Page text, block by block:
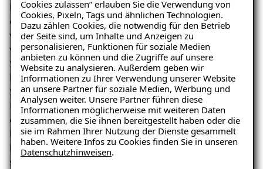
Cookies zulassen” erlauben Sie die Verwendung von
Cookies, Pixeln, Tags und ähnlichen Technologien.
Dazu zählen Cookies, die notwendig für den Betrieb
der Seite sind, um Inhalte und Anzeigen zu
personalisieren, Funktionen für soziale Medien
anbieten zu können und die Zugriffe auf unsere
Website zu analysieren. Außerdem geben wir
Informationen zu Ihrer Verwendung unserer Website
an unsere Partner für soziale Medien, Werbung und
Analysen weiter. Unsere Partner führen diese
Informationen möglicherweise mit weiteren Daten
zusammen, die Sie ihnen bereitgestellt haben oder die
sie im Rahmen Ihrer Nutzung der Dienste gesammelt
haben. Weitere Infos zu Cookies finden Sie in unseren
Datenschutzhinweisen.
Nach Abschluss der Sanierungsarbeiten ist der Keller
der Familie S. dank der ISOTEC-Innenabdichtung
wieder vollständig trocken. Die Familie kann endlich
wieder mit gutem Gewissen verreisen, ohne sich
Sorgen um Wasserschäden machen zu müssen. Frau S.
lobte besonders die Präzision, Professionalität und
Sauberkeit der Arbeiten, sowie die Freundlichkeit der
ISOTEC-Mitarbeiter. Die Bausubstanz des Hauses ist
durch die aufgebrachte ISOTEC-Innenabdichtung
bestens geschützt, und der Keller ist endlich wieder
hochwertig und uneingeschränkt nutzbar. Frau S. zeigt
sich begeistert und empfiehlt ISOTEC aufgrund der